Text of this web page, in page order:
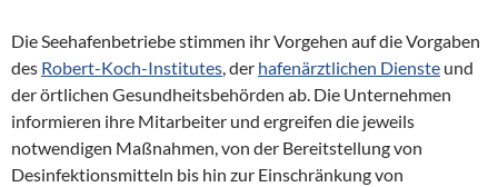
Die Seehafenbetriebe stimmen ihr Vorgehen auf die Vorgaben
des Robert-Koch-Institutes, der hafenärztlichen Dienste und
der örtlichen Gesundheitsbehörden ab. Die Unternehmen
informieren ihre Mitarbeiter und ergreifen die jeweils
notwendigen Maßnahmen, von der Bereitstellung von
Desinfektionsmitteln bis hin zur Einschränkung von